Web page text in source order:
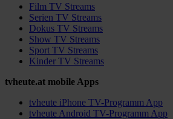
Film TV Streams
Serien TV Streams
Dokus TV Streams
Show TV Streams
Sport TV Streams
Kinder TV Streams
tvheute.at mobile Apps
tvheute iPhone TV-Programm App
tvheute Android TV-Programm App